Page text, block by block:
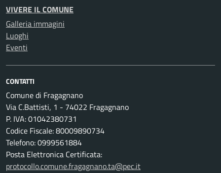
VIVERE IL COMUNE
Galleria immagini
Luoghi
Eventi
CONTATTI
Comune di Fragagnano
Via C.Battisti, 1 - 74022 Fragagnano
P. IVA: 01042380731
Codice Fiscale: 80009890734
Telefono: 0999561884
Posta Elettronica Certificata:
protocollo.comune.fragagnano.ta@pec.it